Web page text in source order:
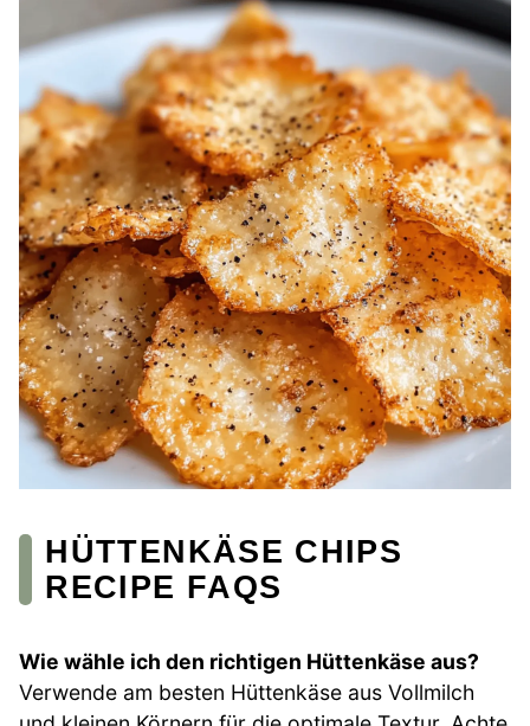
HÜTTENKÄSE CHIPS
RECIPE FAQS
Wie wähle ich den richtigen Hüttenkäse aus?
Verwende am besten Hüttenkäse aus Vollmilch